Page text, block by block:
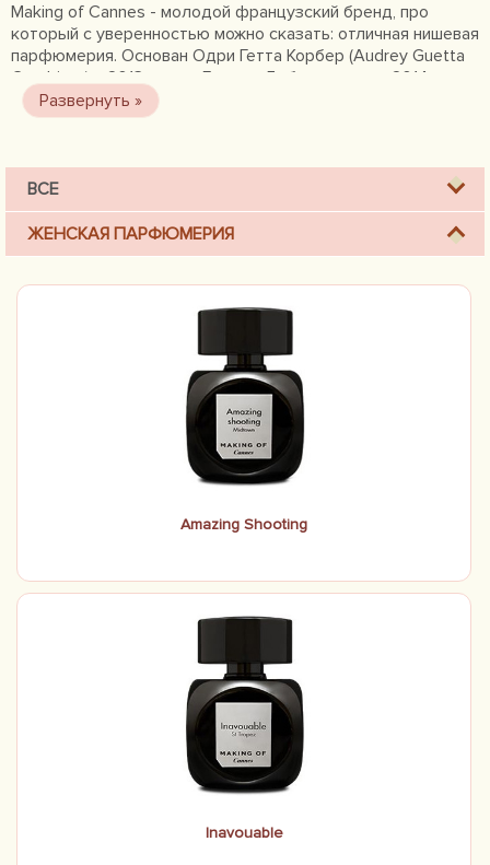
Making of Cannes - молодой французский бренд, про
который с уверенностью можно сказать: отличная нишевая
парфюмерия. Основан Одри Гетта Корбер (Audrey Guetta
Courbiere) в 2013-ом г. в Грассе. Дебютировал в 2014-ом
незаурядным циклом утонченных ароматов, куда вошли 1
мужской и 4 женских композиции. Каждое благоухание –
ВСЕ
ЖЕНСКАЯ ПАРФЮМЕРИЯ
Amazing Shooting
Inavouable